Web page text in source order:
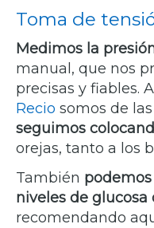
Toma de
Medimos la
manual, que nos
precisas y fiables.
Recio somos de
seguimos
orejas, tanto a los
También
niveles de glucosa
recomendando